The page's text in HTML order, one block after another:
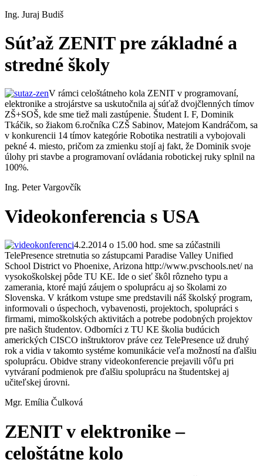
Ing. Juraj Budiš
Súťaž ZENIT pre základné a
stredné školy
V rámci celoštátneho kola ZENIT v programovaní,
elektronike a strojárstve sa uskutočnila aj súťaž dvojčlenných tímov
ZŠ+SOŠ, kde sme tiež mali zastúpenie. Študent I. F, Dominik
Tkáčik, so žiakom 6.ročníka CZŠ Sabinov, Matejom Kandráčom, sa
v konkurencii 14 tímov kategórie Robotika nestratili a vybojovali
pekné 4. miesto, pričom za zmienku stojí aj fakt, že Dominik svoje
úlohy pri stavbe a programovaní ovládania robotickej ruky splnil na
100%.
Ing. Peter Vargovčík
Videokonferencia s USA
4.2.2014 o 15.00 hod. sme sa zúčastnili
TelePresence stretnutia so zástupcami Paradise Valley Unified
School District vo Phoenixe, Arizona http://www.pvschools.net/ na
vysokoškolskej pôde TU KE. Ide o sieť škôl rôzneho typu a
zamerania, ktoré majú záujem o spoluprácu aj so školami zo
Slovenska. V krátkom vstupe sme predstavili náš školský program,
informovali o úspechoch, vybavenosti, projektoch, spolupráci s
firmami, mimoškolských aktivitách a potrebe podobných projektov
pre našich študentov. Odborníci z TU KE školia budúcich
amerických CISCO inštruktorov práve cez TelePresence už druhý
rok a vidia v takomto systéme komunikácie veľa možností na ďalšiu
spoluprácu. Obidve strany videokonferencie prejavili vôľu pri
vytváraní podmienok pre ďalšiu spoluprácu na študentskej aj
učiteľskej úrovni.
Mgr. Emília Čulková
ZENIT v elektronike –
celoštátne kolo